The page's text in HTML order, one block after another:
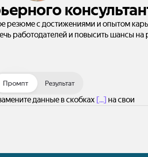
резюме с достижениями и опытом
работодателей и повысить шансы на
Промпт Результат
данные в скобках [...] на свои